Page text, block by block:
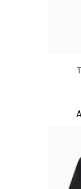
Diapositive 15